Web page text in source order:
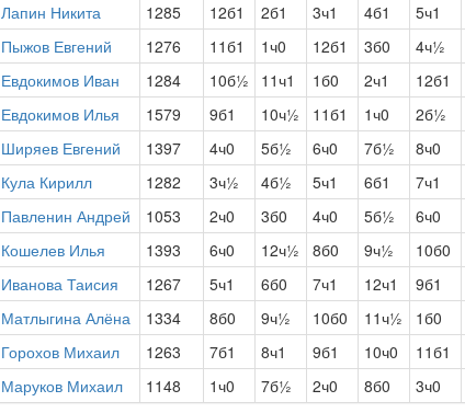
Лапин Никита 1285 12б1 2б1 3ч1 4б1 5ч1
Пыжов Евгений 1276 11б1 1ч0 12б1 3б0 4ч½
Евдокимов Иван 1284 10б½ 11ч1 1б0 2ч1 12б1
Евдокимов Илья 1579 9б1 10ч½ 11б1 1ч0 2б½
Ширяев Евгений 1397 4ч0 5б½ 6ч0 7б½ 8ч0
Кула Кирилл 1282 3ч½ 4б½ 5ч1 6б1 7ч1
Павленин Андрей 1053 2ч0 3б0 4ч0 5б½ 6ч0
Кошелев Илья 1393 6ч0 12ч½ 8б0 9ч½ 10б0
Иванова Таисия 1267 5ч1 6б0 7ч1 12ч1 9б1
Матлыгина Алёна 1334 8б0 9ч½ 10б0 11ч½ 1б0
Горохов Михаил 1263 7б1 8ч1 9б1 10ч0 11б1
Маруков Михаил 1148 1ч0 7б½ 2ч0 8б0 3ч0